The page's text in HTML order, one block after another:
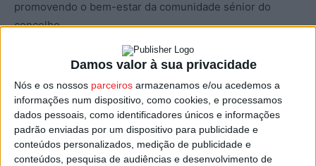
Damos valor à sua privacidade
Nós e os nossos parceiros armazenamos e/ou acedemos a
informações num dispositivo, como cookies, e processamos
dados pessoais, como identificadores únicos e informações
padrão enviadas por um dispositivo para publicidade e
conteúdos personalizados, medição de publicidade e
conteúdos, pesquisa de audiências e desenvolvimento de
promovendo o bem-estar da comunidade sénior do
concelho.
As inscrições decorrem entre 4 e 29 de maio de 2026 e
podem ser feitas no Gabinete de Apoio ao Idoso da
Câmara Municipal de Castro Daire.
Esta e outras notícias para ouvir na Estação Diária – 96.8
FM ou em www.968.fm